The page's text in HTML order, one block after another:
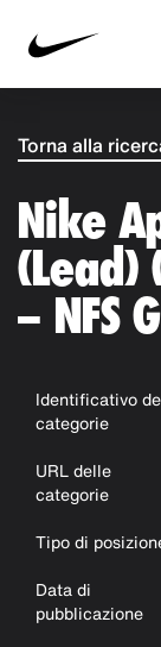
Torna alla
Nike
– NFS
Identificativo
categorie
URL delle
categorie
Tipo di
Data di
pubblicazione